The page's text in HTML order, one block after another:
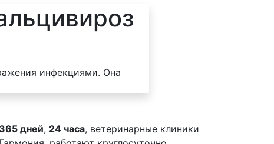
инфекциями. Она
365 дней, 24 часа, ветеринарные клиники